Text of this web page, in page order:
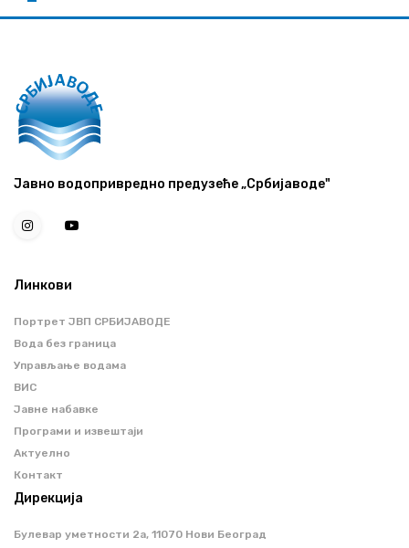
Јавно водопривредно предузеће „Србијаводе"
Линкови
Портрет ЈВП СРБИЈАВОДЕ
Вода без граница
Управљање водама
ВИС
Јавне набавке
Програми и извештаји
Актуелно
Контакт
Дирекција
Булевар уметности 2a, 11070 Нови Београд